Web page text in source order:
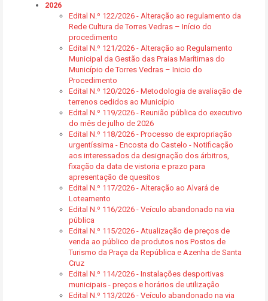
2026
Edital N.º 122/2026 - Alteração ao regulamento da
Rede Cultura de Torres Vedras – Início do
procedimento
Edital N.º 121/2026 - Alteração ao Regulamento
Municipal da Gestão das Praias Marítimas do
Município de Torres Vedras – Inicio do
Procedimento
Edital N.º 120/2026 - Metodologia de avaliação de
terrenos cedidos ao Município
Edital N.º 119/2026 - Reunião pública do executivo
do mês de julho de 2026
Edital N.º 118/2026 - Processo de expropriação
urgentíssima - Encosta do Castelo - Notificação
aos interessados da designação dos árbitros,
fixação da data de vistoria e prazo para
apresentação de quesitos
Edital N.º 117/2026 - Alteração ao Alvará de
Loteamento
Edital N.º 116/2026 - Veículo abandonado na via
pública
Edital N.º 115/2026 - Atualização de preços de
venda ao público de produtos nos Postos de
Turismo da Praça da República e Azenha de Santa
Cruz
Edital N.º 114/2026 - Instalações desportivas
municipais - preços e horários de utilização
Edital N.º 113/2026 - Veículo abandonado na via